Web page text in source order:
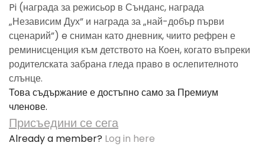
Pi (награда за режисьор в Сънданс, награда
„Независим Дух” и награда за „най-добър първи
сценарий”) e сниман като дневник, чиито рефрен е
реминисценция към детството на Коен, когато въпреки
родителската забрана гледа право в ослепителното
слънце.
Това съдържание е достъпно само за Премиум
членове.
Присъедини се сега
Already a member? Log in here